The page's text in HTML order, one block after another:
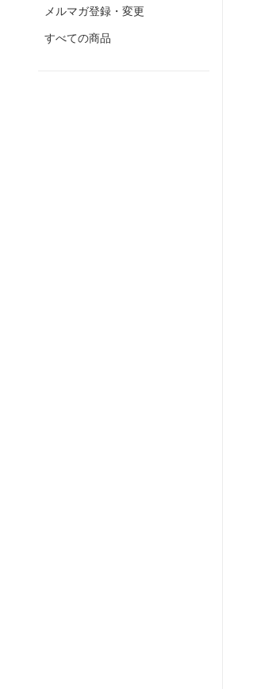
メルマガ登録・変更
すべての商品
【 5位 】